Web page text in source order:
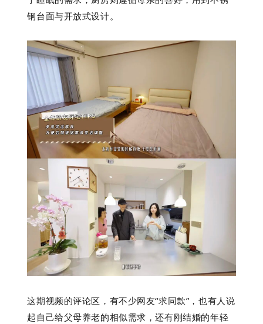
钢台面与开放式设计。
这期视频的评论区，有不少网友“求同款”，也有人说
起自己给父母养老的相似需求，还有刚结婚的年轻